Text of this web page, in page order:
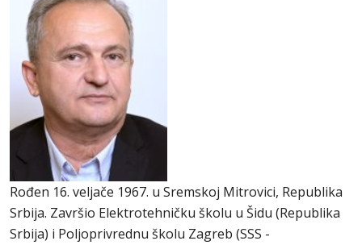
Rođen 16. veljače 1967. u Sremskoj Mitrovici, Republika
Srbija. Završio Elektrotehničku školu u Šidu (Republika
Srbija) i Poljoprivrednu školu Zagreb (SSS -